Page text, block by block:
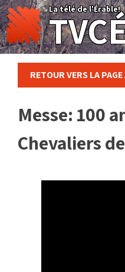
Skip
to
content
La télé de l'Érable!
RETOUR VERS LA
Messe: 100
Chevaliers